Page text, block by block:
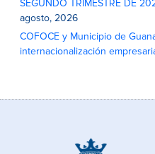
SEGUNDO TRIMESTRE DE
agosto, 2026
COFOCE y Municipio de
internacionalización